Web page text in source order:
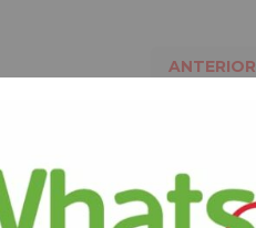
ANTERIOR